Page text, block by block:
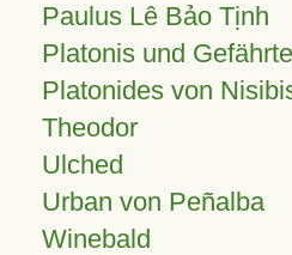
Paulus Lê Bảo Tịnh
Platonis und
Platonides von
Theodor
Ulched
Urban von Peñalba
Winebald